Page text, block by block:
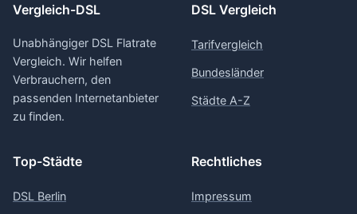
Vergleich-DSL
Unabhängiger DSL Flatrate
Vergleich. Wir helfen
Verbrauchern, den
passenden Internetanbieter
zu finden.
DSL Vergleich
Tarifvergleich
Bundesländer
Städte A-Z
Top-Städte
DSL Berlin
Rechtliches
Impressum